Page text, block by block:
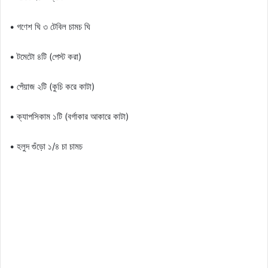
• গণেশ ঘি ৩ টেবিল চামচ ঘি
• টমেটো ৪টি (পেস্ট করা)
• পেঁয়াজ ২টি (কুচি করে কাটা)
• ক্যাপসিকাম ১টি (বর্গাকার আকারে কাটা)
• হলুদ গুঁড়ো ১/৪ চা চামচ